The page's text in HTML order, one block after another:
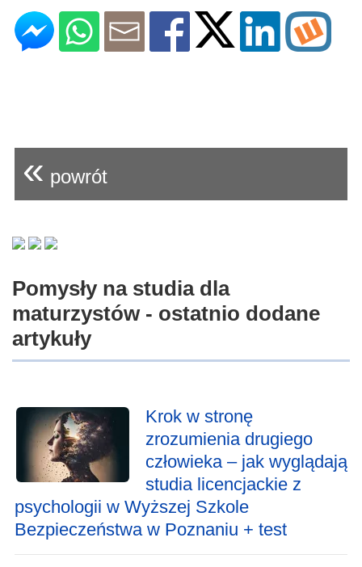
« powrót
Pomysły na studia dla
maturzystów - ostatnio dodane
artykuły
Krok w stronę
zrozumienia drugiego
człowieka – jak wyglądają
studia licencjackie z
psychologii w Wyższej Szkole
Bezpieczeństwa w Poznaniu + test